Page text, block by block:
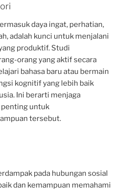
daya ingat, perhatian,
adalah kunci untuk menjalani
produktif. Studi
orang yang aktif secara
bahasa baru atau bermain
kognitif yang lebih baik
Ini berarti menjaga
penting untuk
tersebut.
pada hubungan sosial
dan kemampuan memahami